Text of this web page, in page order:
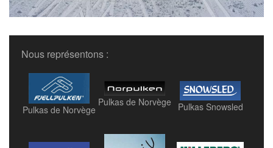
Nous représentons :
Pulkas de Norvège
Pulkas de Norvège Pulkas Snowsled